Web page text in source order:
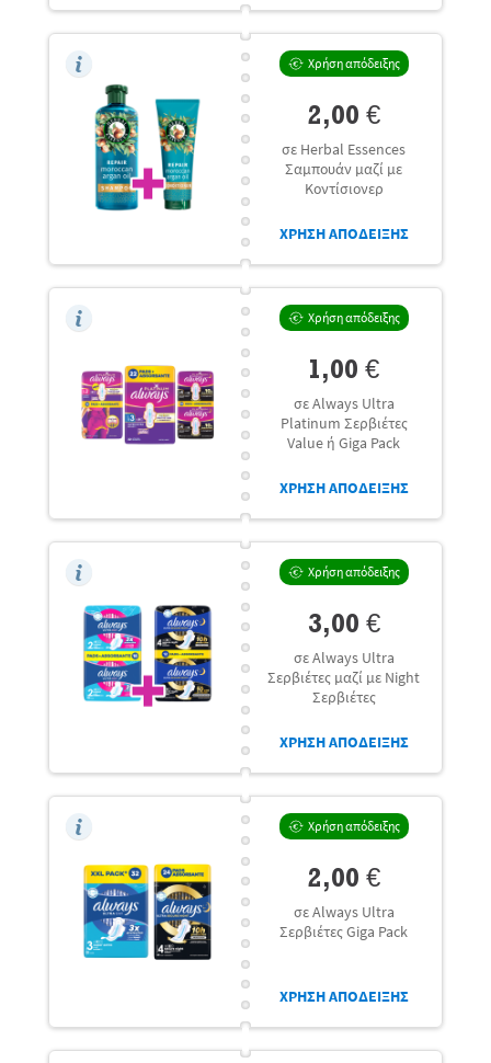
Χρήση απόδειξης
2,00 €
σε Herbal Essences
Σαμπουάν μαζί με
Κοντίσιονερ
ΧΡΗΣΗ ΑΠΟΔΕΙΞΗΣ
Χρήση απόδειξης
1,00 €
σε Always Ultra
Platinum Σερβιέτες
Value ή Giga Pack
ΧΡΗΣΗ ΑΠΟΔΕΙΞΗΣ
Χρήση απόδειξης
3,00 €
σε Always Ultra
Σερβιέτες μαζί με Night
Σερβιέτες
ΧΡΗΣΗ ΑΠΟΔΕΙΞΗΣ
Χρήση απόδειξης
2,00 €
σε Always Ultra
Σερβιέτες Giga Pack
ΧΡΗΣΗ ΑΠΟΔΕΙΞΗΣ